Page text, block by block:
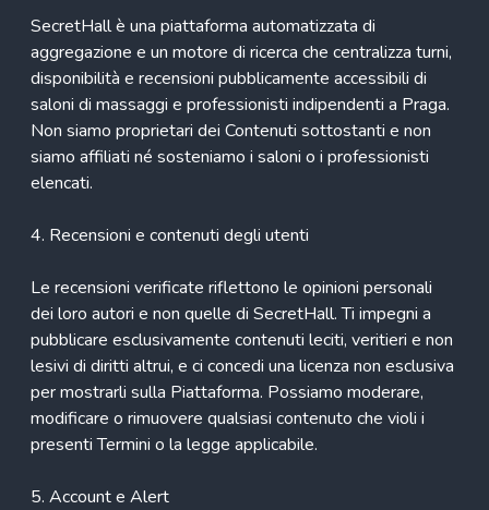
SecretHall è una piattaforma automatizzata di
aggregazione e un motore di ricerca che centralizza turni,
disponibilità e recensioni pubblicamente accessibili di
saloni di massaggi e professionisti indipendenti a Praga.
Non siamo proprietari dei Contenuti sottostanti e non
siamo affiliati né sosteniamo i saloni o i professionisti
elencati.
4. Recensioni e contenuti degli utenti
Le recensioni verificate riflettono le opinioni personali
dei loro autori e non quelle di SecretHall. Ti impegni a
pubblicare esclusivamente contenuti leciti, veritieri e non
lesivi di diritti altrui, e ci concedi una licenza non esclusiva
per mostrarli sulla Piattaforma. Possiamo moderare,
modificare o rimuovere qualsiasi contenuto che violi i
presenti Termini o la legge applicabile.
5. Account e Alert